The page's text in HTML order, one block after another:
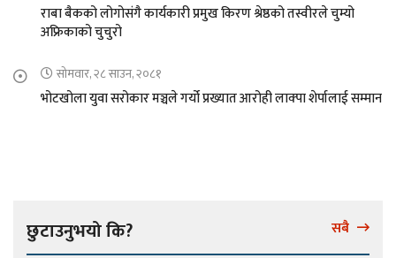
राबा बैकको लोगोसंगै कार्यकारी प्रमुख किरण श्रेष्ठको तस्वीरले चुम्यो
अफ्रिकाको चुचुरो
सोमवार, २८ साउन, २०८१
भोटखोला युवा सरोकार मञ्चले गर्यो प्रख्यात आरोही लाक्पा शेर्पालाई सम्मान
छुटाउनुभयो कि? सबै